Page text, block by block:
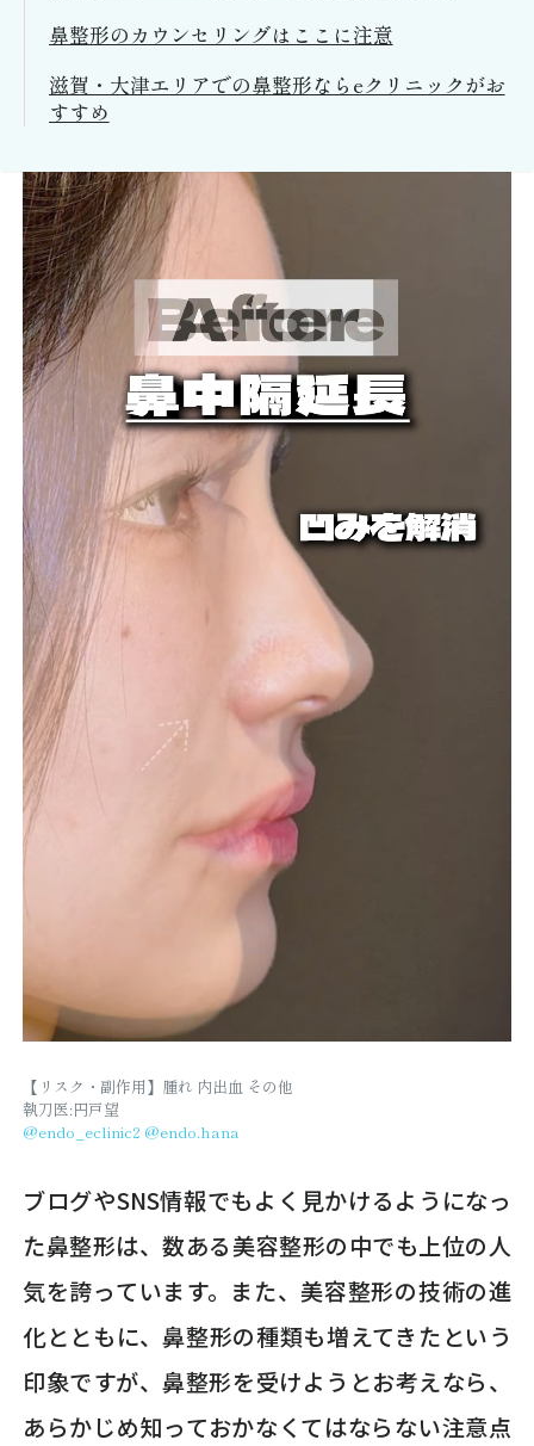
鼻整形のカウンセリングはここに注意
滋賀・大津エリアでの鼻整形ならeクリニックがお
すすめ
【リスク・副作用】腫れ 内出血 その他
執刀医:円戸望
@endo_eclinic2 @endo.hana
ブログやSNS情報でもよく見かけるようになっ
た鼻整形は、数ある美容整形の中でも上位の人
気を誇っています。また、美容整形の技術の進
化とともに、鼻整形の種類も増えてきたという
印象ですが、鼻整形を受けようとお考えなら、
あらかじめ知っておかなくてはならない注意点